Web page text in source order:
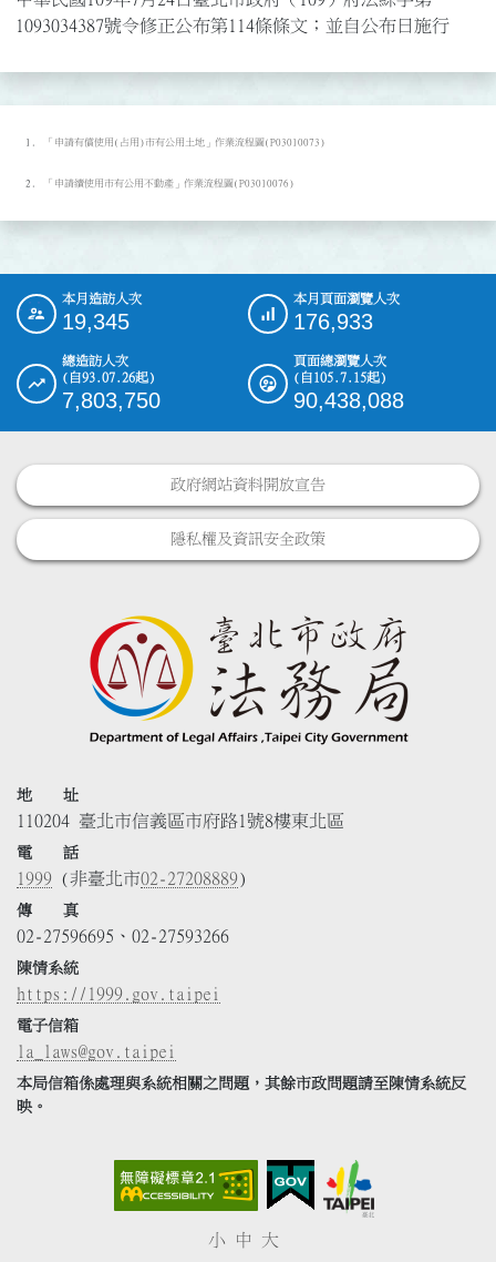
1093034387號令修正公布第114條條文；並自公布日施行
「申請有償使用(占用)市有公用土地」作業流程圖(P03010073)
「申請續使用市有公用不動產」作業流程圖(P03010076)
::: 本月造訪人次
19,345
本月頁面瀏覽人次
176,933
總造訪人次
(自93.07.26起)
7,803,750
頁面總瀏覽人次
(自105.7.15起)
90,438,088
政府網站資料開放宣告
隱私權及資訊安全政策
地 址
110204 臺北市信義區市府路1號8樓東北區
電 話
1999 (非臺北市02-27208889)
傳 真
02-27596695、02-27593266
陳情系統
https://1999.gov.taipei
電子信箱
la_laws@gov.taipei
本局信箱係處理與系統相關之問題，其餘市政問題請至陳情系統反
映。
小 中 大